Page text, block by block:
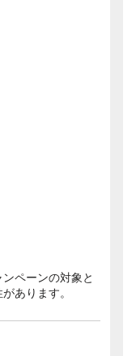
ペーンの対象と
あります。